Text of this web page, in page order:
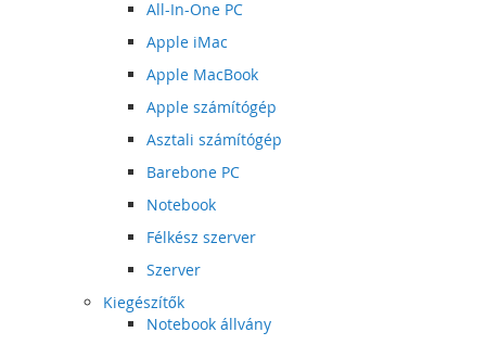
All-In-One PC
Apple iMac
Apple MacBook
Apple számítógép
Asztali számítógép
Barebone PC
Notebook
Félkész szerver
Szerver
Kiegészítők
Notebook állvány